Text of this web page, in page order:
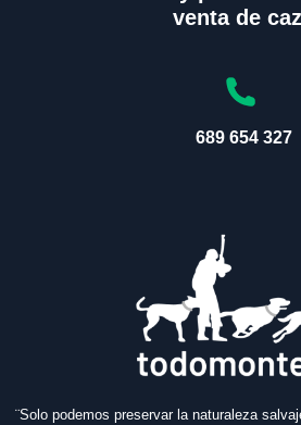
venta de
689 654 327
¨Solo podemos preservar la naturaleza